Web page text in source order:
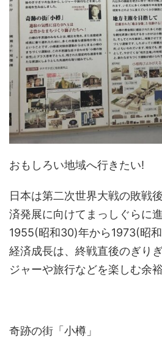
おもしろい地域へ行きたい!
日本は第二次世界大戦の敗戦
済発展に向けてまっしぐらに
1955(昭和30)年から1973(昭
経済成長は、終戦直後のぎり
ジャーや旅行などを楽しむ余
奇跡の街「小樽」